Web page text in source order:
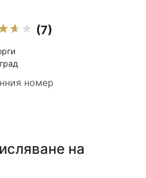
(7)
номер
на